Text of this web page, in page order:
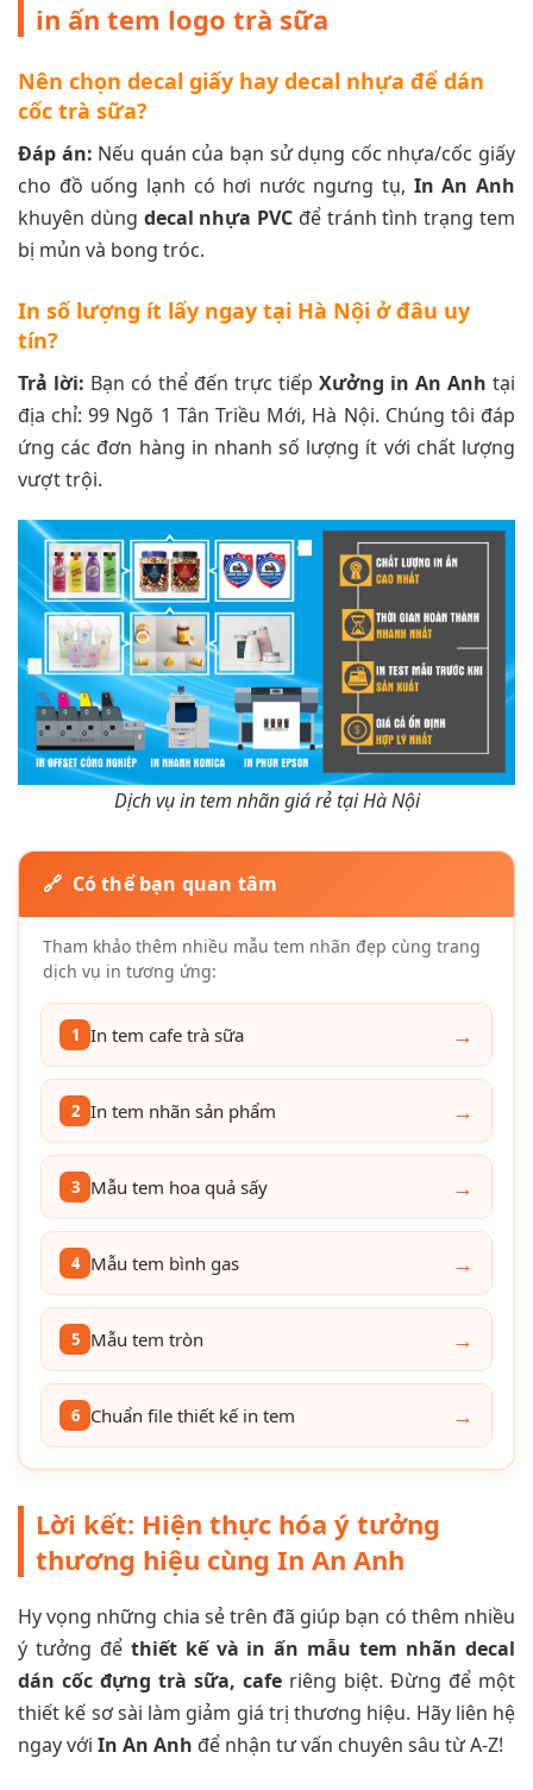
in ấn tem logo trà sữa
Nên chọn decal giấy hay decal nhựa để dán
cốc trà sữa?
Đáp án: Nếu quán của bạn sử dụng cốc nhựa/cốc giấy
cho đồ uống lạnh có hơi nước ngưng tụ, In An Anh
khuyên dùng decal nhựa PVC để tránh tình trạng tem
bị mủn và bong tróc.
In số lượng ít lấy ngay tại Hà Nội ở đâu uy
tín?
Trả lời: Bạn có thể đến trực tiếp Xưởng in An Anh tại
địa chỉ: 99 Ngõ 1 Tân Triều Mới, Hà Nội. Chúng tôi đáp
ứng các đơn hàng in nhanh số lượng ít với chất lượng
vượt trội.
Dịch vụ in tem nhãn giá rẻ tại Hà Nội
🔗 Có thể bạn quan tâm
Tham khảo thêm nhiều mẫu tem nhãn đẹp cùng trang
dịch vụ in tương ứng:
1 In tem cafe trà sữa →
2 In tem nhãn sản phẩm →
3 Mẫu tem hoa quả sấy →
4 Mẫu tem bình gas →
5 Mẫu tem tròn →
6 Chuẩn file thiết kế in tem →
Lời kết: Hiện thực hóa ý tưởng
thương hiệu cùng In An Anh
Hy vọng những chia sẻ trên đã giúp bạn có thêm nhiều
ý tưởng để thiết kế và in ấn mẫu tem nhãn decal
dán cốc đựng trà sữa, cafe riêng biệt. Đừng để một
thiết kế sơ sài làm giảm giá trị thương hiệu. Hãy liên hệ
ngay với In An Anh để nhận tư vấn chuyên sâu từ A-Z!